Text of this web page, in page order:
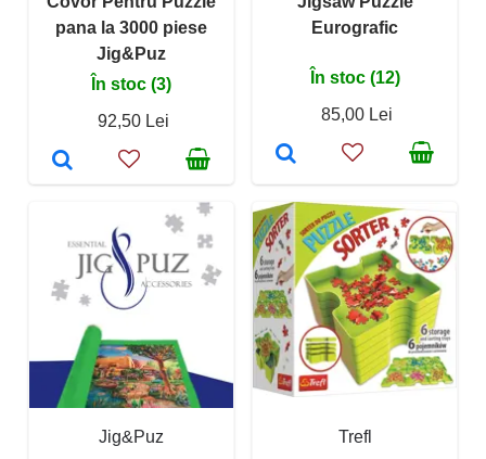
pana la 3000 piese
Jig&Puz
În stoc (3)
92,50 Lei
Eurografic
În stoc (12)
85,00 Lei
Jig&Puz
Trefl